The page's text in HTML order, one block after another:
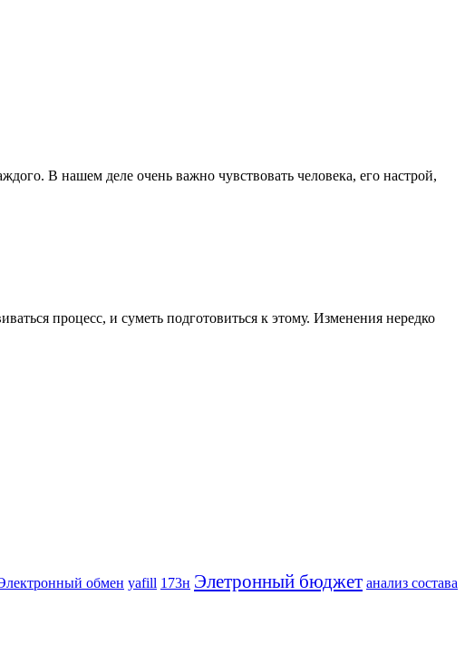
В нашем деле очень важно чувствовать человека, его настрой,
процесс, и суметь подготовиться к этому. Изменения нередко
обмен yafill 173н Элетронный бюджет анализ состава